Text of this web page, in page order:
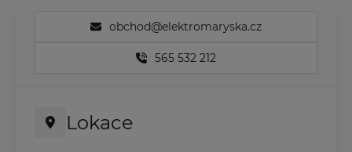
obchod@elektromaryska.cz
565 532 212
Lokace